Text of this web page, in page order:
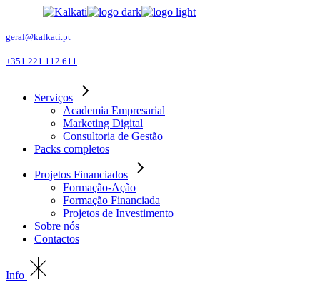
the
geral@kalkati.pt
+351 221 112 611
Serviços
Academia Empresarial
Marketing Digital
Consultoria de Gestão
Packs completos
Projetos Financiados
Formação-Ação
Formação Financiada
Projetos de Investimento
Sobre nós
Contactos
Info